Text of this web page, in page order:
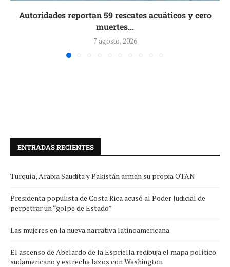
Autoridades reportan 59 rescates acuáticos y cero
muertes...
7 agosto, 2026
ENTRADAS RECIENTES
Turquía, Arabia Saudita y Pakistán arman su propia OTAN
Presidenta populista de Costa Rica acusó al Poder Judicial de
perpetrar un “golpe de Estado”
Las mujeres en la nueva narrativa latinoamericana
El ascenso de Abelardo de la Espriella redibuja el mapa político
sudamericano y estrecha lazos con Washington